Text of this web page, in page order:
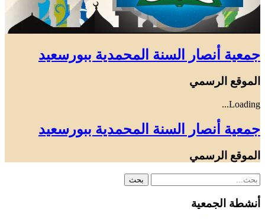
جمعية أنصار السنة المحمدية ببورسعيد
الموقع الرسمي
Loading...
جمعية أنصار السنة المحمدية ببورسعيد
الموقع الرسمي
أنشطة الجمعية